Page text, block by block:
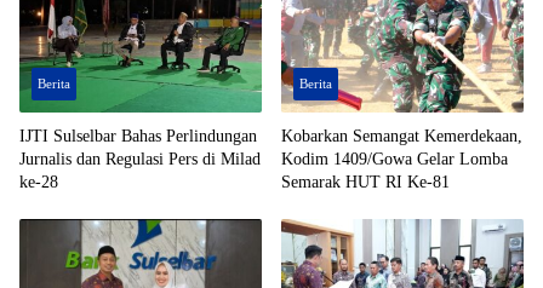
Berita
IJTI Sulselbar Bahas Perlindungan
Jurnalis dan Regulasi Pers di Milad
ke-28
Berita
Kobarkan Semangat Kemerdekaan,
Kodim 1409/Gowa Gelar Lomba
Semarak HUT RI Ke-81